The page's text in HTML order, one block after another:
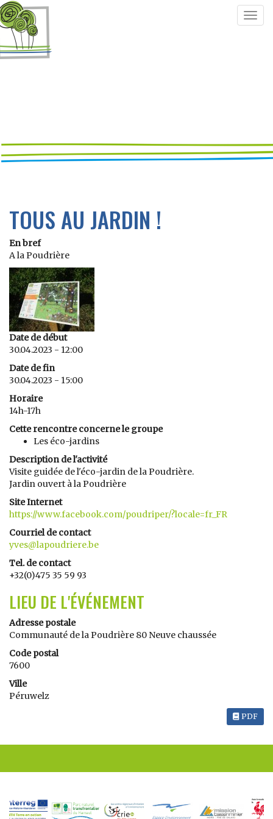
TOUS AU JARDIN !
En bref
A la Poudrière
Date de début
30.04.2023 - 12:00
Date de fin
30.04.2023 - 15:00
Horaire
14h-17h
Cette rencontre concerne le groupe
Les éco-jardins
Description de l'activité
Visite guidée de l'éco-jardin de la Poudrière.
Jardin ouvert à la Poudrière
Site Internet
https://www.facebook.com/poudriper/?locale=fr_FR
Courriel de contact
yves@lapoudriere.be
Tel. de contact
+32(0)475 35 59 93
LIEU DE L'ÉVÉNEMENT
Adresse postale
Communauté de la Poudrière 80 Neuve chaussée
Code postal
7600
Ville
Péruwelz
PDF